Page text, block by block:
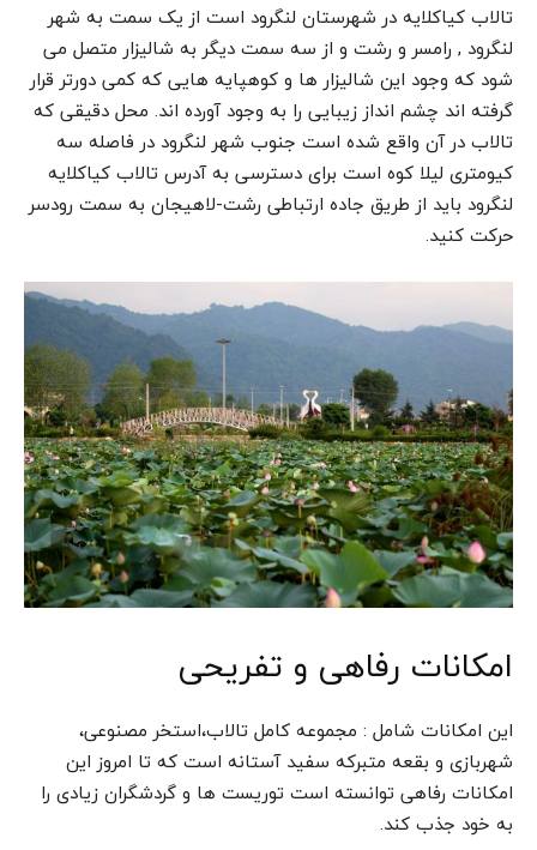
تالاب کیاکلایه در شهرستان لنگرود است از یک سمت به شهر
لنگرود , رامسر و رشت و از سه سمت دیگر به شالیزار متصل می
شود که وجود این شالیزار ها و کوهپایه هایی که کمی دورتر قرار
گرفته اند چشم انداز زیبایی را به وجود آورده اند. محل دقیقی که
تالاب در آن واقع شده است جنوب شهر لنگرود در فاصله سه
کیومتری لیلا کوه است برای دسترسی به آدرس تالاب کیاکلایه
لنگرود باید از طریق جاده ارتباطی رشت-لاهیجان به سمت رودسر
حرکت کنید.
امکانات رفاهی و تفریحی
این امکانات شامل : مجموعه کامل تالاب،استخر مصنوعی،
شهربازی و بقعه متبرکه سفید آستانه است که تا امروز این
امکانات رفاهی توانسته است توریست ها و گردشگران زیادی را
به خود جذب کند.